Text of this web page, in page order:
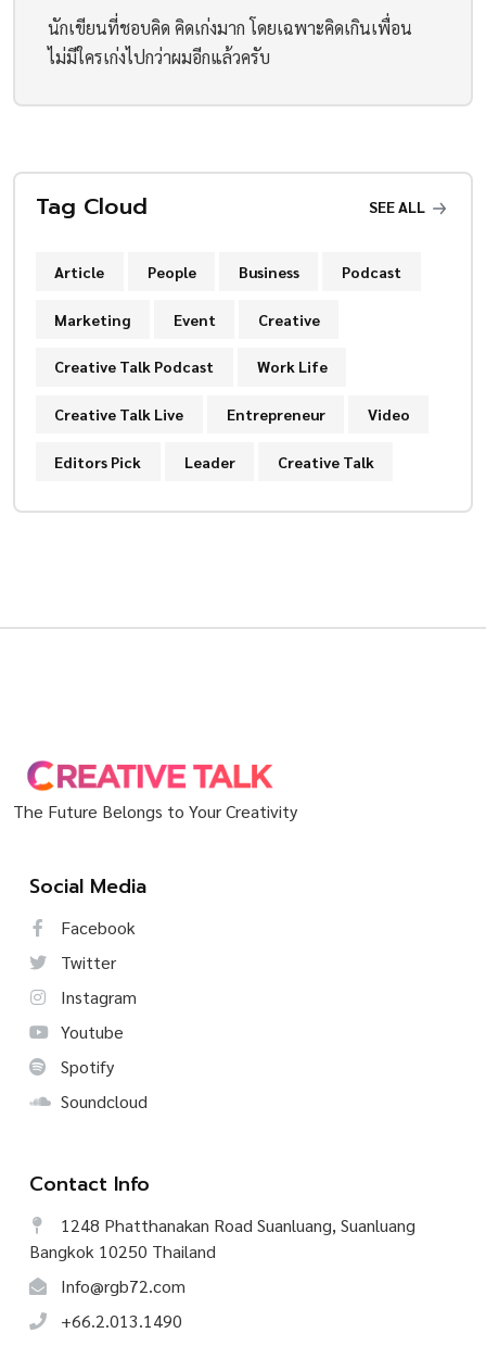
นักเขียนที่ชอบคิด คิดเก่งมาก โดยเฉพาะคิดเกินเพื่อน
ไม่มีใครเก่งไปกว่าผมอีกแล้วครับ
Tag Cloud SEE ALL
Article People Business Podcast
Marketing Event Creative
Creative Talk Podcast Work Life
Creative Talk Live Entrepreneur Video
Editors Pick Leader Creative Talk
The Future Belongs to Your Creativity
Social Media
Facebook
Twitter
Instagram
Youtube
Spotify
Soundcloud
Contact Info
1248 Phatthanakan Road Suanluang, Suanluang
Bangkok 10250 Thailand
Info@rgb72.com
+66.2.013.1490